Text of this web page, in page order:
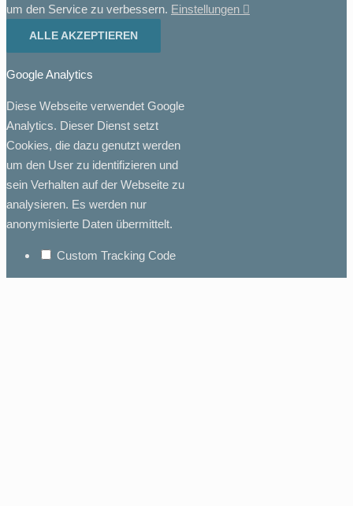
um den Service zu verbessern. Einstellungen
ALLE AKZEPTIEREN
Google Analytics
Diese Webseite verwendet Google
Analytics. Dieser Dienst setzt
Cookies, die dazu genutzt werden
um den User zu identifizieren und
sein Verhalten auf der Webseite zu
analysieren. Es werden nur
anonymisierte Daten übermittelt.
Custom Tracking Code